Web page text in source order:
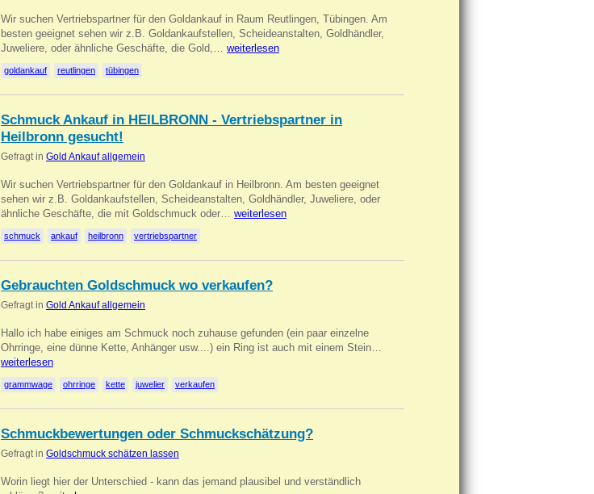
Wir suchen Vertriebspartner für den Goldankauf in Raum Reutlingen, Tübingen. Am
besten geeignet sehen wir z.B. Goldankaufstellen, Scheideanstalten, Goldhändler,
Juweliere, oder ähnliche Geschäfte, die Gold,… weiterlesen
goldankauf reutlingen tübingen
Schmuck Ankauf in HEILBRONN - Vertriebspartner in
Heilbronn gesucht!
Gefragt in Gold Ankauf allgemein
Wir suchen Vertriebspartner für den Goldankauf in Heilbronn. Am besten geeignet
sehen wir z.B. Goldankaufstellen, Scheideanstalten, Goldhändler, Juweliere, oder
ähnliche Geschäfte, die mit Goldschmuck oder… weiterlesen
schmuck ankauf heilbronn vertriebspartner
Gebrauchten Goldschmuck wo verkaufen?
Gefragt in Gold Ankauf allgemein
Hallo ich habe einiges am Schmuck noch zuhause gefunden (ein paar einzelne
Ohrringe, eine dünne Kette, Anhänger usw....) ein Ring ist auch mit einem Stein…
weiterlesen
grammwage ohrringe kette juwelier verkaufen
Schmuckbewertungen oder Schmuckschätzung?
Gefragt in Goldschmuck schätzen lassen
Worin liegt hier der Unterschied - kann das jemand plausibel und verständlich